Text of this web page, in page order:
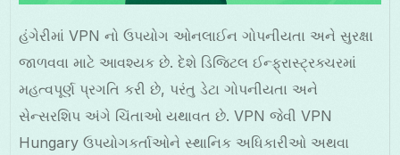
હંગેરીમાં VPN નો ઉપયોગ ઓનલાઈન ગોપનીયતા અને સુરક્ષા
જાળવવા માટે આવશ્યક છે. દેશે ડિજિટલ ઈન્ફ્રાસ્ટ્રક્ચરમાં
મહત્વપૂર્ણ પ્રગતિ કરી છે, પરંતુ ડેટા ગોપનીયતા અને
સેન્સરશિપ અંગે ચિંતાઓ યથાવત છે. VPN જેવી VPN
Hungary ઉપયોગકર્તાઓને સ્થાનિક અધિકારીઓ અથવા